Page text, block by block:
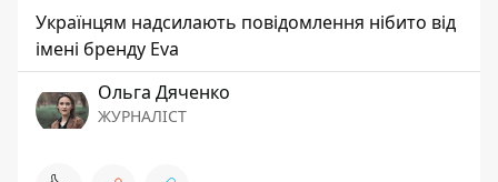
Українцям надсилають повідомлення нібито від
імені бренду Eva
Ольга Дяченко
ЖУРНАЛІСТ